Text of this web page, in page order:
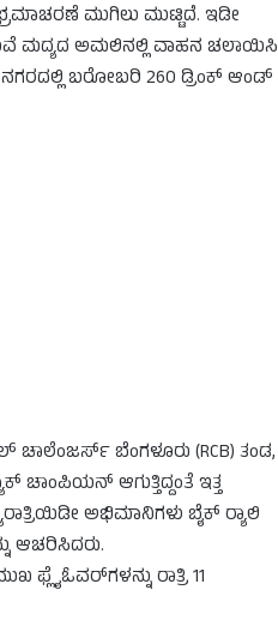
ಮುಗಿಲು ಮುಟ್ಟಿದೆ. ಇಡೀ
ಮದ್ಯದ ಅಮಲಿನಲ್ಲಿ ವಾಹನ ಚಲಾಯಿಸಿ
ನಗರದಲ್ಲಿ ಬರೋಬರಿ 260 ಡ್ರಿಂಕ್ ಆಂಡ್
ಬೆಂಗಳೂರು (RCB) ತಂಡ,
ಚಾಂಪಿಯನ್ ಆಗುತ್ತಿದ್ದಂತೆ ಇತ್ತ
ಅಭಿಮಾನಿಗಳು ಬೈಕ್ ರ‍್ಯಾಲಿ
ಆಚರಿಸಿದರು.
ಫ್ಲೈಓವರ್‌ಗಳನ್ನು ರಾತ್ರಿ 11